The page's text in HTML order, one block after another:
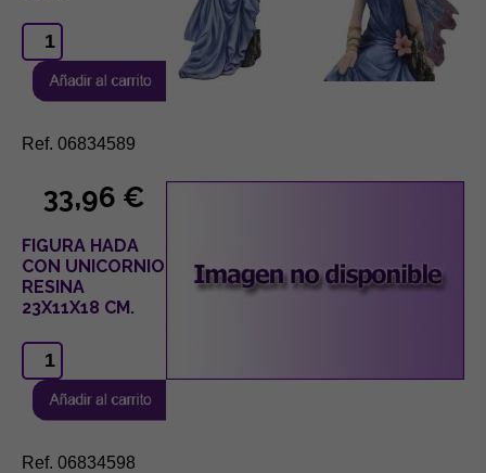
Ref. 06834589
33,96 €
FIGURA HADA
CON UNICORNIO
RESINA
23X11X18 CM.
Ref. 06834598